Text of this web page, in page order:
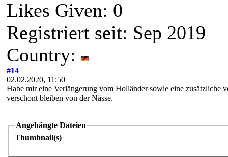
Likes Given: 0
Registriert seit: Sep 2019
Country:
#14
02.02.2020, 11:50
Habe mir eine Verlängerung vom Holländer sowie eine zusätzliche
verschont bleiben von der Nässe.
Angehängte Dateien
Thumbnail(s)